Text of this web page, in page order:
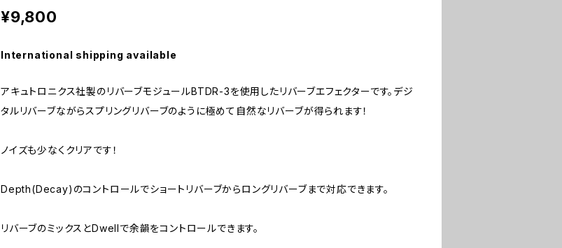
¥9,800
International shipping available
アキュトロニクス社製のリバーブモジュールBTDR-3を使用したリバーブエフェクターです。デジ
タルリバーブながらスプリングリバーブのように極めて自然なリバーブが得られます！
ノイズも少なくクリアです！
Depth(Decay)のコントロールでショートリバーブからロングリバーブまで対応できます。
リバーブのミックスとDwellで余韻をコントロールできます。